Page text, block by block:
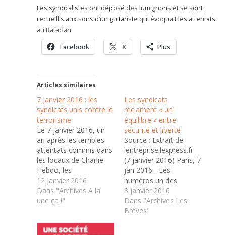
Les syndicalistes ont déposé des lumignons et se sont
recueillis aux sons d’un guitariste qui évoquait les attentats
au Bataclan.
Facebook X Plus
Articles similaires
7 janvier 2016 : les
syndicats unis contre le
terrorisme
Le 7 janvier 2016, un
an après les terribles
attentats commis dans
les locaux de Charlie
Hebdo, les
organisations
syndicales françaises
membres de la
Syndicats (CES) et Luca
12 janvier 2016
Dans "Archives A la
une ça !"
Les syndicats
réclament « un
équilibre » entre
sécurité et liberté
Source : Extrait de
lentreprise.lexpress.fr
(7 janvier 2016) Paris, 7
jan 2016 - Les
numéros un des
syndicats, réunis jeudi
pour rendre hommage
aux victimes des
8 janvier 2016
Dans "Archives Les
Brèves"